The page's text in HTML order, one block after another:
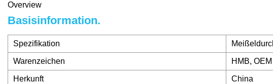
Overview
Basisinformation.
Spezifikation
Warenzeichen HMB,
Herkunft China